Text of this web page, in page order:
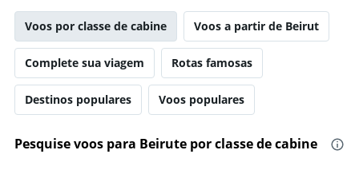
Voos por classe de cabine Voos a partir de Beirut
Complete sua viagem Rotas famosas
Destinos populares Voos populares
Pesquise voos para Beirute por classe de cabine